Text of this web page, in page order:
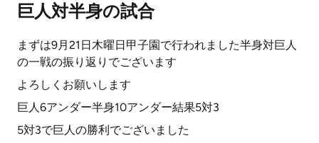
巨人対半身の試合
まずは9月21日木曜日甲子園で行われました半身対巨人
の一戦の振り返りでございます
よろしくお願いします
巨人6アンダー半身10アンダー結果5対3
5対3で巨人の勝利でございました